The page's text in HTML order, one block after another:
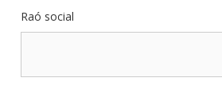
Raó social